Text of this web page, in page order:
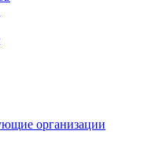
организации